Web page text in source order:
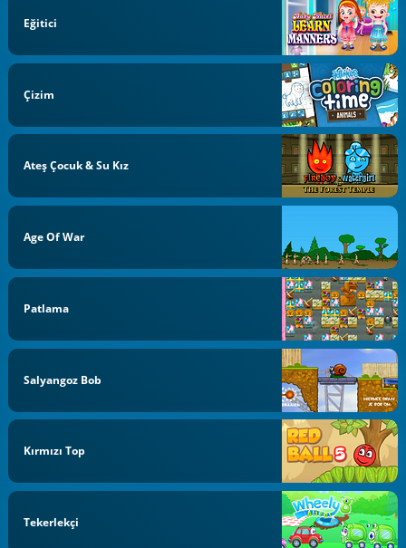
Eğitici
Çizim
Ateş Çocuk & Su Kız
Age Of War
Patlama
Salyangoz Bob
Kırmızı Top
Tekerlekçi